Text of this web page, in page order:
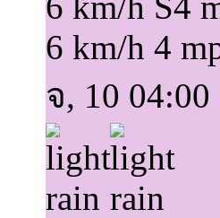
6 km/h 4
จ, 10 04:00